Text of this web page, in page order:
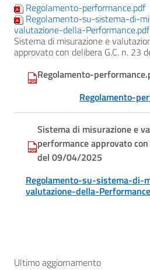
Regolamento-performance.pdf
Regolamento-su-sistema-di-
valutazione-della-Performance.pdf
Sistema di misurazione e
approvato con delibera G.C. n. 23
Regolamento-
Regolamento-
Sistema di misurazione e
performance approvato
del 09/04/2025
Regolamento-su-sistema-di-
valutazione-della-
Ultimo aggiornamento